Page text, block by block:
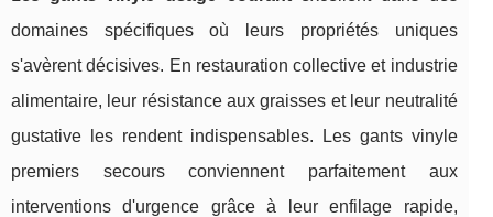
domaines spécifiques où leurs propriétés uniques
s'avèrent décisives. En restauration collective et industrie
alimentaire, leur résistance aux graisses et leur neutralité
gustative les rendent indispensables. Les gants vinyle
premiers secours conviennent parfaitement aux
interventions d'urgence grâce à leur enfilage rapide,